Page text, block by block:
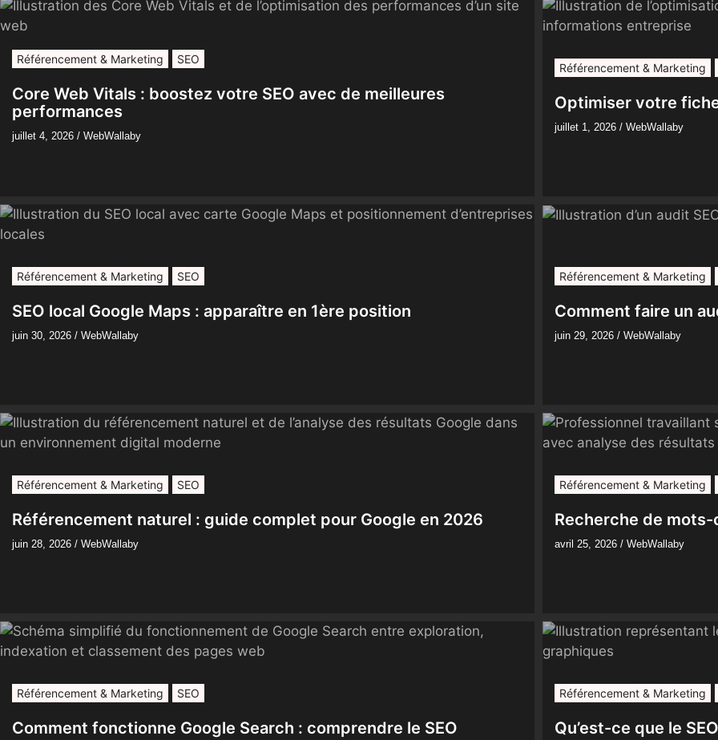
Référencement & Marketing SEO
Core Web Vitals : boostez votre SEO avec de meilleures
performances
juillet 4, 2026 / WebWallaby
Référencement & Marketing
Optimiser votre
juillet 1, 2026 / WebWallaby
Référencement & Marketing SEO
SEO local Google Maps : apparaître en 1ère position
juin 30, 2026 / WebWallaby
Référencement & Marketing
Comment faire un
juin 29, 2026 / WebWallaby
Référencement & Marketing SEO
Référencement naturel : guide complet pour Google en 2026
juin 28, 2026 / WebWallaby
Référencement & Marketing
Recherche de
avril 25, 2026 / WebWallaby
Référencement & Marketing SEO
Comment fonctionne Google Search : comprendre le SEO
Référencement & Marketing
Qu’est-ce que le